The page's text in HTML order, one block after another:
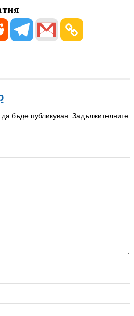
бъде публикуван. Задължителните